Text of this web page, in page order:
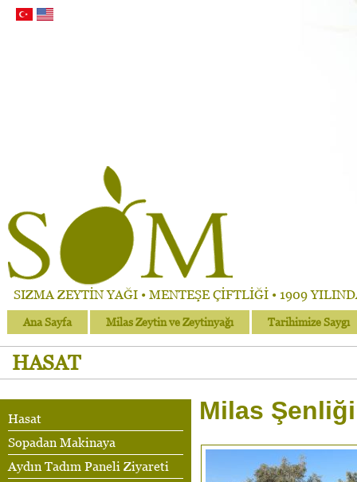
SIZMA ZEYTİN YAĞI • MENTEŞE ÇİFTLİĞİ • 1909
Ana Sayfa Milas Zeytin ve Zeytinyağı Tarihimize Saygı
HASAT
Hasat
Sopadan Makinaya
Aydın Tadım Paneli Ziyareti
Milas Şenliği